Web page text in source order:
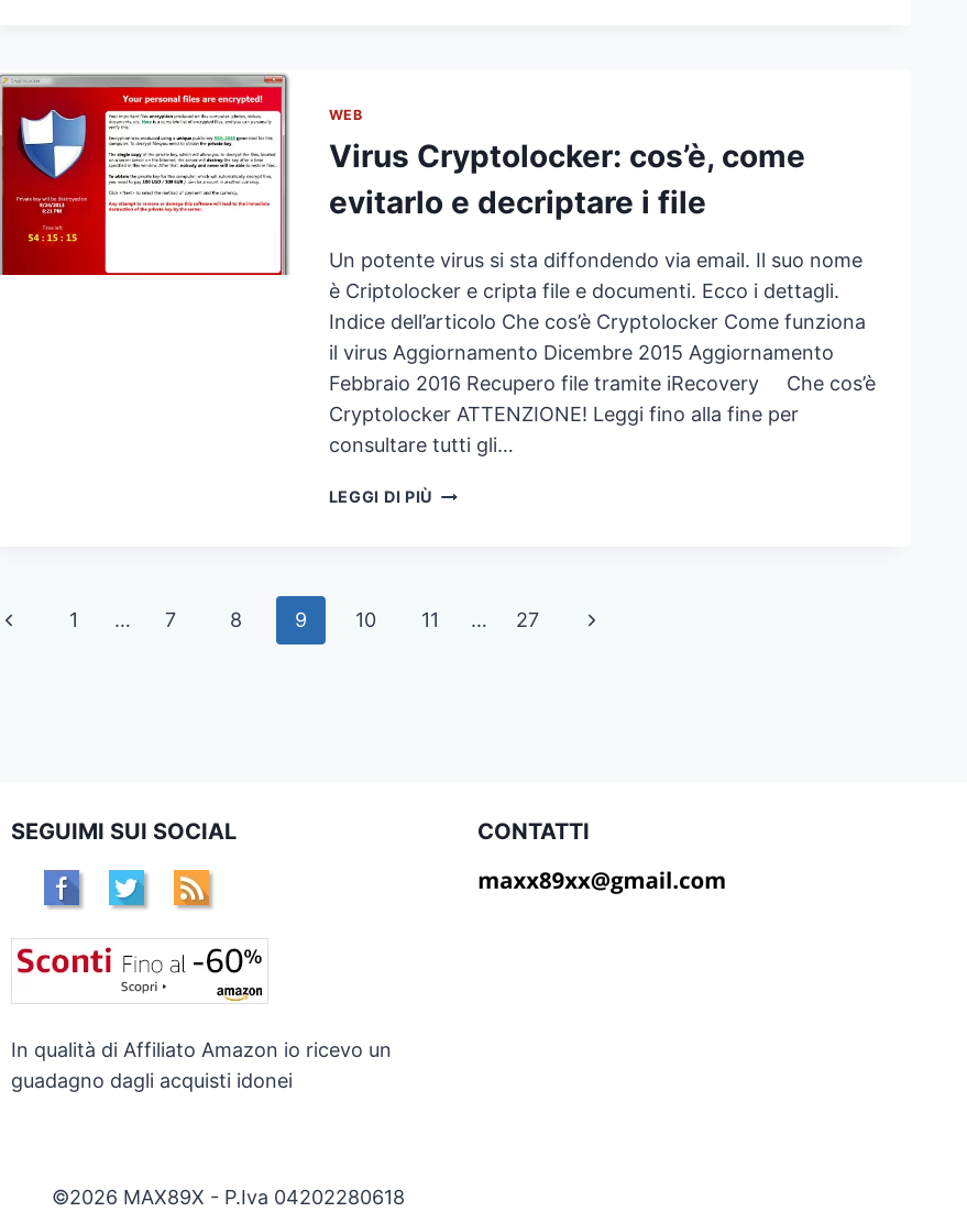
WEB
Virus Cryptolocker: cos’è, come
evitarlo e decriptare i file
Un potente virus si sta diffondendo via email. Il suo nome
è Criptolocker e cripta file e documenti. Ecco i dettagli.
Indice dell’articolo Che cos’è Cryptolocker Come funziona
il virus Aggiornamento Dicembre 2015 Aggiornamento
Febbraio 2016 Recupero file tramite iRecovery Che cos’è
Cryptolocker ATTENZIONE! Leggi fino alla fine per
consultare tutti gli…
LEGGI DI PIÙ VIRUS
E
Navigazione
Pagina
1 … 7 8 9 10 11 … 27
Pagina
SEGUIMI SUI SOCIAL
In qualità di Affiliato Amazon io ricevo un
guadagno dagli acquisti idonei
CONTATTI
©2026 MAX89X - P.Iva 04202280618